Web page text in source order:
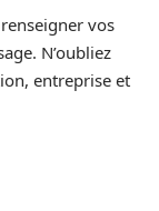
vos
N’oubliez
entreprise et